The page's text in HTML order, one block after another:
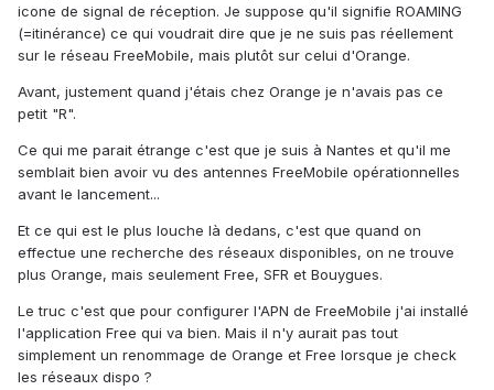
icone de signal de réception. Je suppose qu'il signifie ROAMING
(=itinérance) ce qui voudrait dire que je ne suis pas réellement
sur le réseau FreeMobile, mais plutôt sur celui d'Orange.
Avant, justement quand j'étais chez Orange je n'avais pas ce
petit "R".
Ce qui me parait étrange c'est que je suis à Nantes et qu'il me
semblait bien avoir vu des antennes FreeMobile opérationnelles
avant le lancement...
Et ce qui est le plus louche là dedans, c'est que quand on
effectue une recherche des réseaux disponibles, on ne trouve
plus Orange, mais seulement Free, SFR et Bouygues.
Le truc c'est que pour configurer l'APN de FreeMobile j'ai installé
l'application Free qui va bien. Mais il n'y aurait pas tout
simplement un renommage de Orange et Free lorsque je check
les réseaux dispo ?